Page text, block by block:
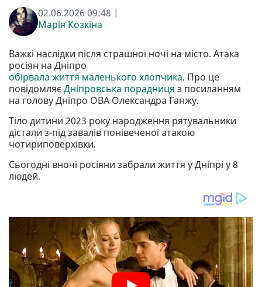
02.06.2026 09:48 |
Марія Козкіна
Важкі наслідки після страшної ночі на місто. Атака
росіян на Дніпро
обірвала життя маленького хлопчика. Про це
повідомляєДніпровська порадниця з посиланням
на голову Дніпро ОВА Олександра Ганжу.
Тіло дитини 2023 року народження рятувальники
дістали з-під завалів понівеченої атакою
чотириповерхівки.
Сьогодні вночі росіяни забрали життя у Дніпрі у 8
людей.